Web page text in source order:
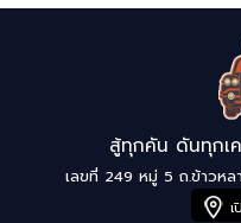
สู้ทุกคัน ดันทุกเ
เลขที่ 249 หมู่ 5 ถ.ข้าวหล